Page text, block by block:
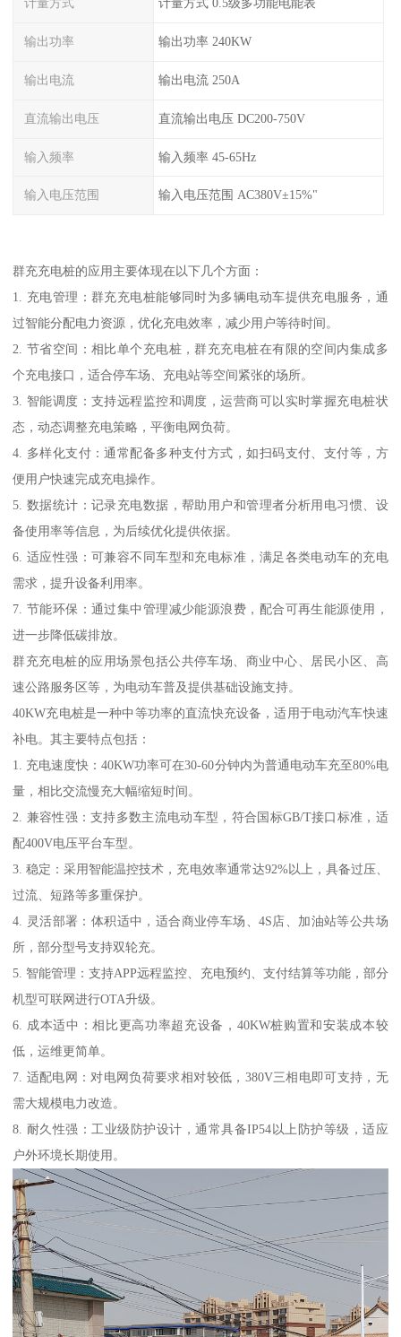
计量方式 计量方式 0.5级多功能电能表
输出功率 输出功率 240KW
输出电流 输出电流 250A
直流输出电压 直流输出电压 DC200-750V
输入频率 输入频率 45-65Hz
输入电压范围 输入电压范围 AC380V±15%"
群充充电桩的应用主要体现在以下几个方面：
1. 充电管理：群充充电桩能够同时为多辆电动车提供充电服务，通
过智能分配电力资源，优化充电效率，减少用户等待时间。
2. 节省空间：相比单个充电桩，群充充电桩在有限的空间内集成多
个充电接口，适合停车场、充电站等空间紧张的场所。
3. 智能调度：支持远程监控和调度，运营商可以实时掌握充电桩状
态，动态调整充电策略，平衡电网负荷。
4. 多样化支付：通常配备多种支付方式，如扫码支付、支付等，方
便用户快速完成充电操作。
5. 数据统计：记录充电数据，帮助用户和管理者分析用电习惯、设
备使用率等信息，为后续优化提供依据。
6. 适应性强：可兼容不同车型和充电标准，满足各类电动车的充电
需求，提升设备利用率。
7. 节能环保：通过集中管理减少能源浪费，配合可再生能源使用，
进一步降低碳排放。
群充充电桩的应用场景包括公共停车场、商业中心、居民小区、高
速公路服务区等，为电动车普及提供基础设施支持。
40KW充电桩是一种中等功率的直流快充设备，适用于电动汽车快速
补电。其主要特点包括：
1. 充电速度快：40KW功率可在30-60分钟内为普通电动车充至80%电
量，相比交流慢充大幅缩短时间。
2. 兼容性强：支持多数主流电动车型，符合国标GB/T接口标准，适
配400V电压平台车型。
3. 稳定：采用智能温控技术，充电效率通常达92%以上，具备过压、
过流、短路等多重保护。
4. 灵活部署：体积适中，适合商业停车场、4S店、加油站等公共场
所，部分型号支持双轮充。
5. 智能管理：支持APP远程监控、充电预约、支付结算等功能，部分
机型可联网进行OTA升级。
6. 成本适中：相比更高功率超充设备，40KW桩购置和安装成本较
低，运维更简单。
7. 适配电网：对电网负荷要求相对较低，380V三相电即可支持，无
需大规模电力改造。
8. 耐久性强：工业级防护设计，通常具备IP54以上防护等级，适应
户外环境长期使用。